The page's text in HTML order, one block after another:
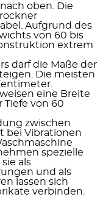
oben . Die
Aufgrund des
von 60 bis
extrem
darf die Maße der
. Die meisten
eine Breite
von 60
zwischen
bei Vibrationen
spezielle
als
und als
lassen sich
verbinden.